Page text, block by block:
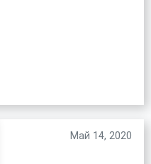
Май 14, 2020